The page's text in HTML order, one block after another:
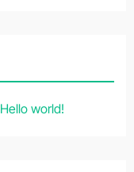
Hello world!